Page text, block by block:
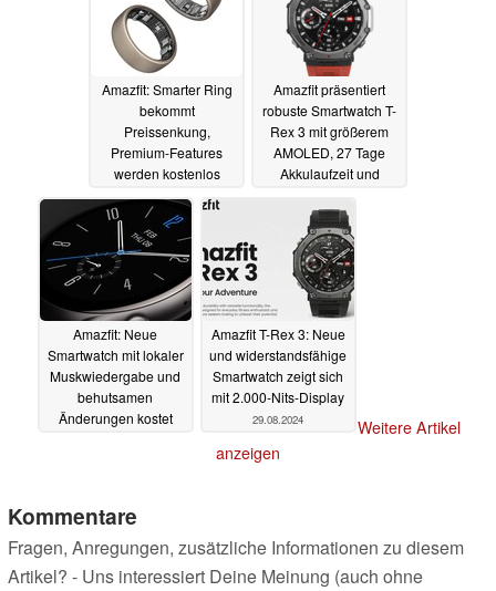
Amazfit: Smarter Ring
bekommt
Preissenkung,
Premium-Features
werden kostenlos
29.09.2024
Amazfit präsentiert
robuste Smartwatch T-
Rex 3 mit größerem
AMOLED, 27 Tage
Akkulaufzeit und
06.09.2024
Amazfit: Neue
Smartwatch mit lokaler
Muskwiedergabe und
behutsamen
Änderungen kostet
Amazfit T-Rex 3: Neue
und widerstandsfähige
Smartwatch zeigt sich
mit 2.000-Nits-Display
29.08.2024
Weitere Artikel
anzeigen
Kommentare
Fragen, Anregungen, zusätzliche Informationen zu diesem
Artikel? - Uns interessiert Deine Meinung (auch ohne